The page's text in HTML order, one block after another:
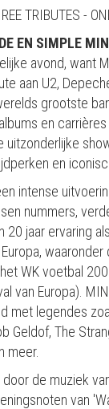
TRIBUTES -
EN SIMPLE
avond, want
aan U2,
grootste
en
uitzonderlijke
en
intense
nummers,
20 jaar ervaring
waaronder
WK voetbal
van Europa).
met legendes
Geldof, The
meer.
de muziek
van